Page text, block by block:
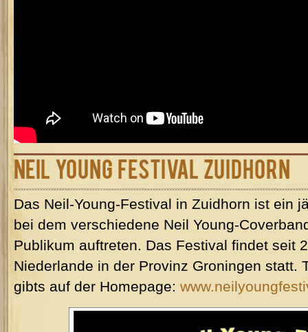
Neil Young Festival Zuidhorn
Das Neil-Young-Festival in Zuidhorn ist ein
bei dem verschiedene Neil Young-
Publikum auftreten. Das Festival findet seit
Niederlande in der Provinz Groningen statt.
gibts auf der Homepage: